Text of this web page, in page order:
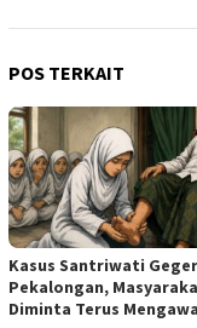
POS TERKAIT
Kasus Santriwati
Pekalongan,
Diminta Terus